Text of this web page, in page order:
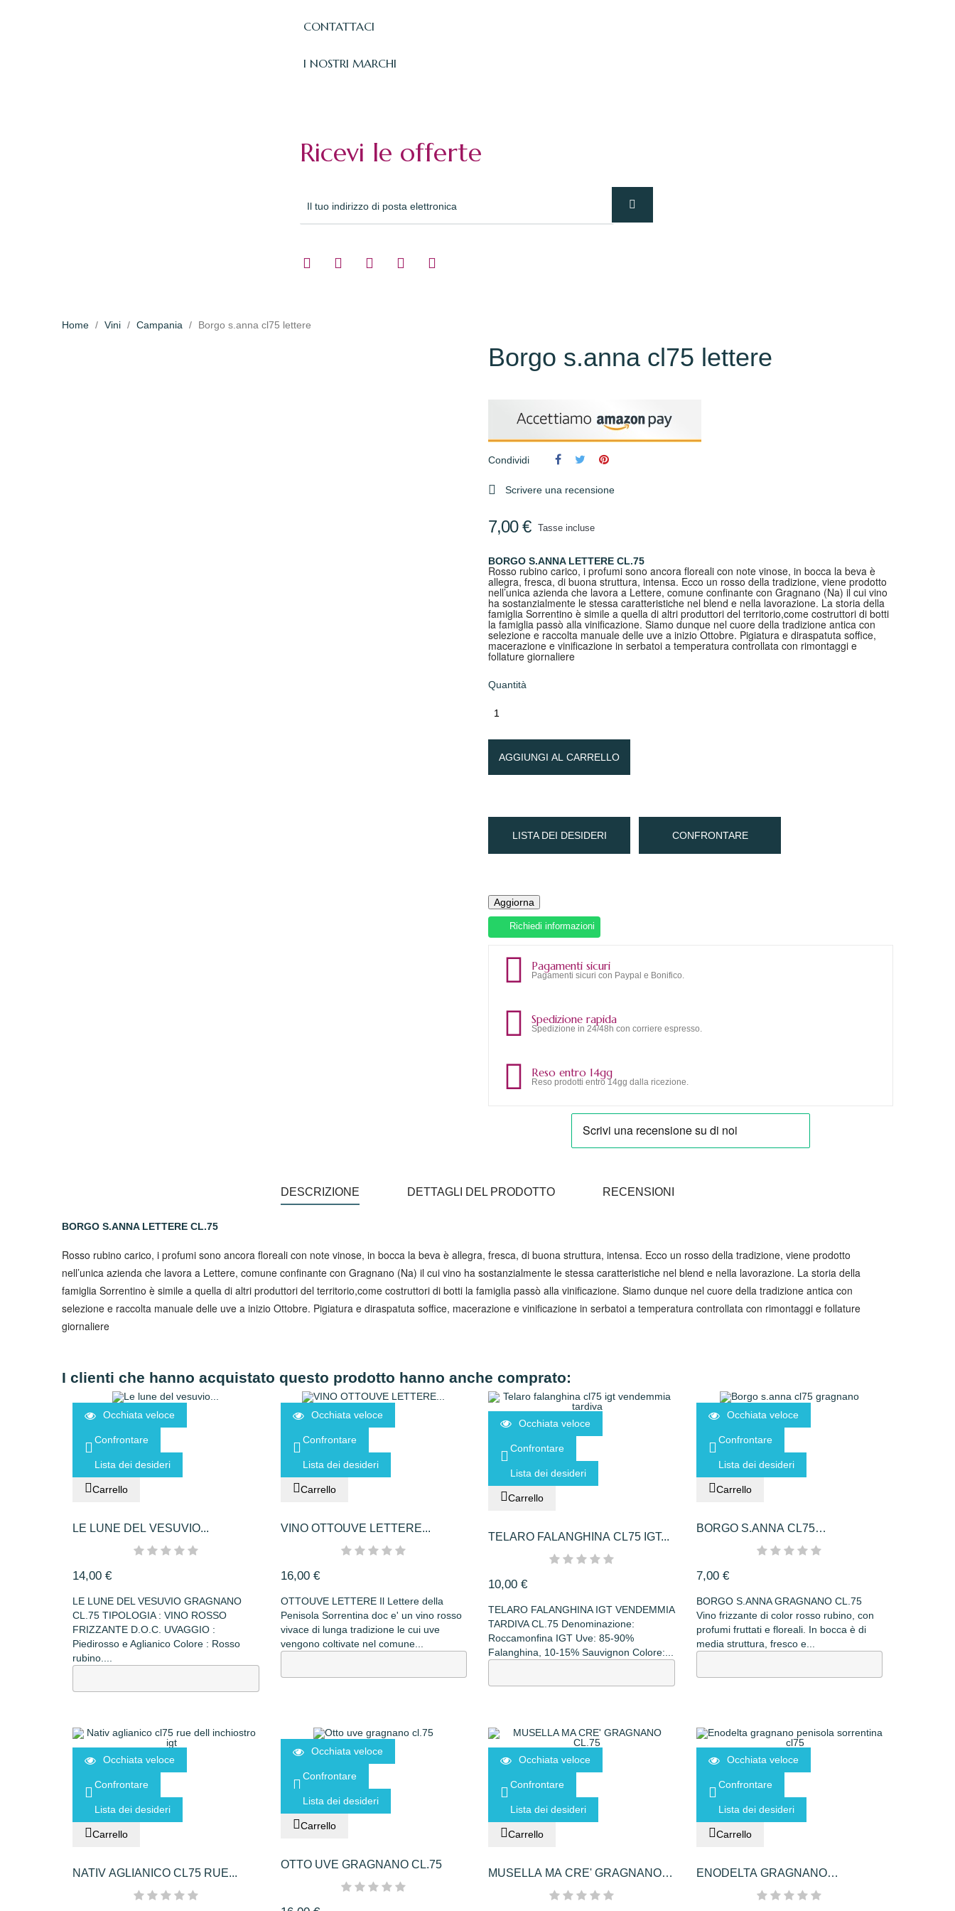
CONTATTACI
I NOSTRI MARCHI
Ricevi le offerte
Home Vini Campania Borgo s.anna cl75 lettere
Borgo s.anna cl75 lettere
Condividi
 Scrivere una recensione
7,00 € Tasse incluse
BORGO S.ANNA LETTERE CL.75
Rosso rubino carico, i profumi sono ancora floreali con note vinose, in bocca la beva è
allegra, fresca, di buona struttura, intensa. Ecco un rosso della tradizione, viene prodotto
nell’unica azienda che lavora a Lettere, comune confinante con Gragnano (Na) il cui vino
ha sostanzialmente le stessa caratteristiche nel blend e nella lavorazione. La storia della
famiglia Sorrentino è simile a quella di altri produttori del territorio,come costruttori di botti
la famiglia passò alla vinificazione. Siamo dunque nel cuore della tradizione antica con
selezione e raccolta manuale delle uve a inizio Ottobre. Pigiatura e diraspatuta soffice,
macerazione e vinificazione in serbatoi a temperatura controllata con rimontaggi e
follature giornaliere
Quantità
AGGIUNGI AL CARRELLO
LISTA DEI DESIDERI CONFRONTARE
Richiedi informazioni
Pagamenti sicuri
Pagamenti sicuri con Paypal e Bonifico.
Spedizione rapida
Spedizione in 24/48h con corriere espresso.
Reso entro 14gg
Reso prodotti entro 14gg dalla ricezione.
DESCRIZIONE DETTAGLI DEL PRODOTTO RECENSIONI
BORGO S.ANNA LETTERE CL.75
Rosso rubino carico, i profumi sono ancora floreali con note vinose, in bocca la beva è allegra, fresca, di buona struttura, intensa. Ecco un rosso della tradizione, viene prodotto
nell’unica azienda che lavora a Lettere, comune confinante con Gragnano (Na) il cui vino ha sostanzialmente le stessa caratteristiche nel blend e nella lavorazione. La storia della
famiglia Sorrentino è simile a quella di altri produttori del territorio,come costruttori di botti la famiglia passò alla vinificazione. Siamo dunque nel cuore della tradizione antica con
selezione e raccolta manuale delle uve a inizio Ottobre. Pigiatura e diraspatuta soffice, macerazione e vinificazione in serbatoi a temperatura controllata con rimontaggi e follature
giornaliere
I clienti che hanno acquistato questo prodotto hanno anche comprato:
Occhiata veloce
Confrontare
Lista dei desideri
Carrello
LE LUNE DEL VESUVIO...
14,00 €
LE LUNE DEL VESUVIO GRAGNANO
CL.75 TIPOLOGIA : VINO ROSSO
FRIZZANTE D.O.C. UVAGGIO :
Piedirosso e Aglianico Colore : Rosso
rubino....
Occhiata veloce
Confrontare
Lista dei desideri
Carrello
VINO OTTOUVE LETTERE...
16,00 €
OTTOUVE LETTERE Il Lettere della
Penisola Sorrentina doc e' un vino rosso
vivace di lunga tradizione le cui uve
vengono coltivate nel comune...
Occhiata veloce
Confrontare
Lista dei desideri
Carrello
TELARO FALANGHINA CL75 IGT...
10,00 €
TELARO FALANGHINA IGT VENDEMMIA
TARDIVA CL.75 Denominazione:
Roccamonfina IGT Uve: 85-90%
Falanghina, 10-15% Sauvignon Colore:...
Occhiata veloce
Confrontare
Lista dei desideri
Carrello
BORGO S.ANNA CL75
GRAGNANO
7,00 €
BORGO S.ANNA GRAGNANO CL.75
Vino frizzante di color rosso rubino, con
profumi fruttati e floreali. In bocca è di
media struttura, fresco e...
Occhiata veloce
Confrontare
Lista dei desideri
Carrello
NATIV AGLIANICO CL75 RUE...
Occhiata veloce
Confrontare
Lista dei desideri
Carrello
OTTO UVE GRAGNANO CL.75
Occhiata veloce
Confrontare
Lista dei desideri
Carrello
MUSELLA MA CRE' GRAGNANO
Occhiata veloce
Confrontare
Lista dei desideri
Carrello
ENODELTA GRAGNANO
PENISOLA...